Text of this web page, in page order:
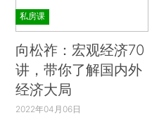
私房课
向松祚：宏观经济70
讲，带你了解国内外
经济大局
2022年04月06日